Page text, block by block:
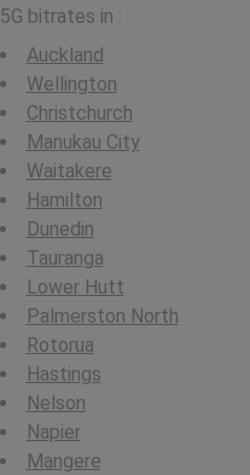
5G bitrates in :
Auckland
Wellington
Christchurch
Manukau City
Waitakere
Hamilton
Dunedin
Tauranga
Lower Hutt
Palmerston North
Rotorua
Hastings
Nelson
Napier
Mangere